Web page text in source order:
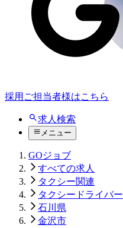
採用ご担当者様はこちら
求人検索
メニュー
GOジョブ
すべての求人
タクシー関連
タクシードライバー
石川県
金沢市